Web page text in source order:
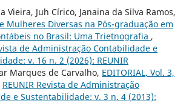
Vieira, Juh Círico, Janaina da Silva Ramos,
Mulheres Diversas na Pós-graduação em
no Brasil: Uma Trietnografia ,
de Administração Contabilidade e
v. 16 n. 2 (2026): REUNIR
Marques de Carvalho, EDITORIAL, Vol. 3,
REUNIR Revista de Administração
e Sustentabilidade: v. 3 n. 4 (2013):